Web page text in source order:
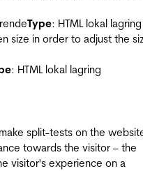
Type: HTML lokal lagring
size in order to adjust the
: HTML lokal lagring
split-tests on the
towards the visitor – the
visitor's experience on a